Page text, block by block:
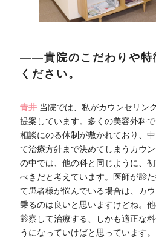
――貴院のこだわりや特
ください。
青井 当院では、私がカウンセリン
提案しています。多くの美容外科
相談にのる体制が敷かれており、
て治療方針まで決めてしまうカウ
の中では、他の科と同じように、
べきだと考えています。医師が診
て患者様が悩んでいる場合は、カ
乗るのは良いと思いますけどね。
診察して治療する、しかも適正な
うになっていけばと思っています。